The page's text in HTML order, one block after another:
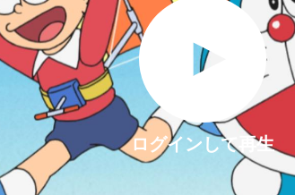
ログインして再生